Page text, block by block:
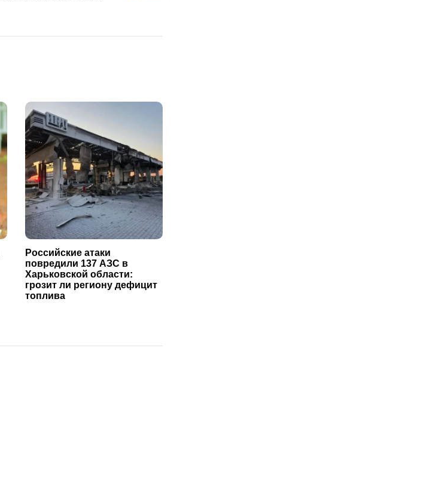
Российские атаки
повредили 137 АЗС в
Харьковской области:
грозит ли региону дефицит
топлива